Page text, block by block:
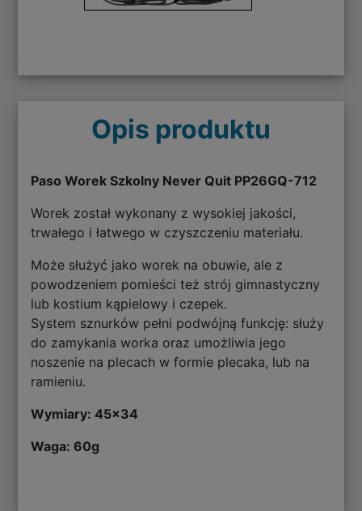
Opis produktu
Paso Worek Szkolny Never Quit PP26GQ-712
Worek został wykonany z wysokiej jakości,
trwałego i łatwego w czyszczeniu materiału.
Może służyć jako worek na obuwie, ale z
powodzeniem pomieści też strój gimnastyczny
lub kostium kąpielowy i czepek.
System sznurków pełni podwójną funkcję: służy
do zamykania worka oraz umożliwia jego
noszenie na plecach w formie plecaka, lub na
ramieniu.
Wymiary: 45x34
Waga: 60g